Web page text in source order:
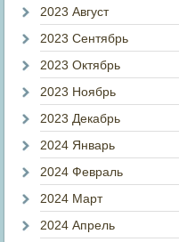
2023 Август
2023 Сентябрь
2023 Октябрь
2023 Ноябрь
2023 Декабрь
2024 Январь
2024 Февраль
2024 Март
2024 Апрель